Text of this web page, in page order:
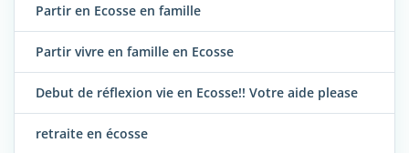
Partir en Ecosse en famille
Partir vivre en famille en Ecosse
Debut de réflexion vie en Ecosse!! Votre aide please
retraite en écosse